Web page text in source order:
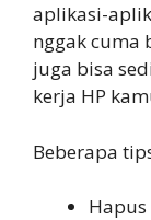
aplikasi-
nggak cuma
juga bisa
kerja HP
Beberapa